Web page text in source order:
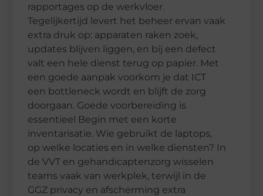
rapportages op de werkvloer.
Tegelijkertijd levert het beheer ervan vaak
extra druk op: apparaten raken zoek,
updates blijven liggen, en bij een defect
valt een hele dienst terug op papier. Met
een goede aanpak voorkom je dat ICT
een bottleneck wordt en blijft de zorg
doorgaan. Goede voorbereiding is
essentieel Begin met een korte
inventarisatie. Wie gebruikt de laptops,
op welke locaties en in welke diensten? In
de VVT en gehandicaptenzorg wisselen
teams vaak van werkplek, terwijl in de
GGZ privacy en afscherming extra